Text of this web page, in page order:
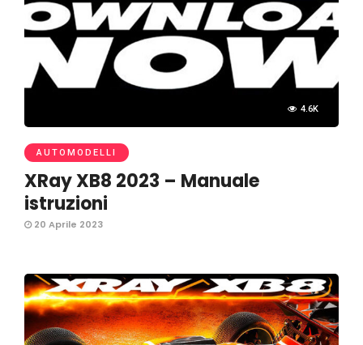
4.6K
AUTOMODELLI
XRay XB8 2023 – Manuale
istruzioni
20 Aprile 2023